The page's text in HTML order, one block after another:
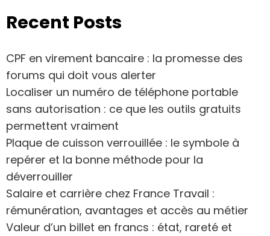
Recent Posts
CPF en virement bancaire : la promesse des
forums qui doit vous alerter
Localiser un numéro de téléphone portable
sans autorisation : ce que les outils gratuits
permettent vraiment
Plaque de cuisson verrouillée : le symbole à
repérer et la bonne méthode pour la
déverrouiller
Salaire et carrière chez France Travail :
rémunération, avantages et accès au métier
Valeur d’un billet en francs : état, rareté et